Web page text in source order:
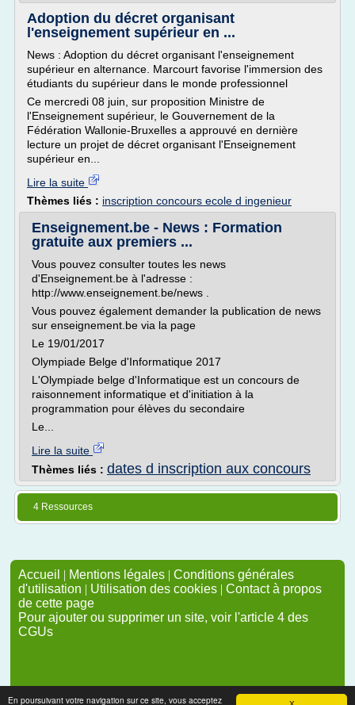
En poursuivant votre navigation sur ce site, vous acceptez
Adoption du décret organisant
l'enseignement supérieur en ...
News : Adoption du décret organisant l'enseignement
supérieur en alternance. Marcourt favorise l'immersion des
étudiants du supérieur dans le monde professionnel
Ce mercredi 08 juin, sur proposition Ministre de
l'Enseignement supérieur, le Gouvernement de la
Fédération Wallonie-Bruxelles a approuvé en dernière
lecture un projet de décret organisant l'Enseignement
supérieur en...
Lire la suite
Thèmes liés : inscription concours ecole d ingenieur
Enseignement.be - News : Formation
gratuite aux premiers ...
Vous pouvez consulter toutes les news
d'Enseignement.be à l'adresse :
http://www.enseignement.be/news .
Vous pouvez également demander la publication de news
sur enseignement.be via la page
Le 19/01/2017
Olympiade Belge d'Informatique 2017
L'Olympiade belge d'Informatique est un concours de
raisonnement informatique et d'initiation à la
programmation pour élèves du secondaire
Le...
Lire la suite
Thèmes liés : dates d inscription aux concours
4 Ressources
Accueil | Mentions légales | Conditions générales
d'utilisation | Utilisation des cookies | Contact à propos
de cette page
Pour ajouter ou supprimer un site, voir l'article 4 des
CGUs